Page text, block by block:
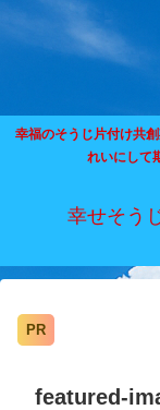
幸福のそうじ片付け共
れいにして
幸せそう
PR
featured-